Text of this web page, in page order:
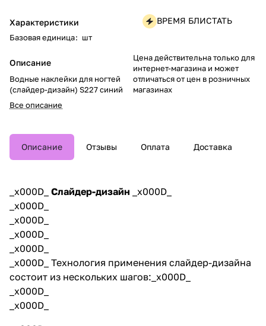
Характеристики
Базовая единица: шт
Описание
Водные наклейки для ногтей
(слайдер-дизайн) S227 синий
Все описание
ВРЕМЯ БЛИСТАТЬ
Цена действительна только для
интернет-магазина и может
отличаться от цен в розничных
магазинах
Описание Отзывы Оплата Доставка
_x000D_ Слайдер-дизайн
_x000D_
_x000D_
_x000D_
_x000D_
_x000D_
_x000D_ Технология применения слайдер-дизайна
состоит из нескольких шагов:_x000D_
_x000D_
_x000D_